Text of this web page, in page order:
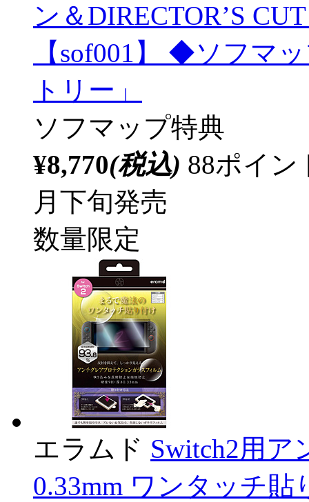
ン＆DIRECTOR’S
【sof001】 ◆ソフマ
トリー」
ソフマップ特典
¥8,770(税込) 88ポイ
月下旬発売
数量限定
エラムド Switch2用
0.33mm ワンタッチ貼